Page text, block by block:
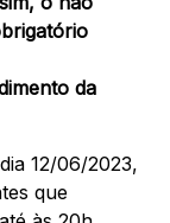
da
12/06/2023,
que